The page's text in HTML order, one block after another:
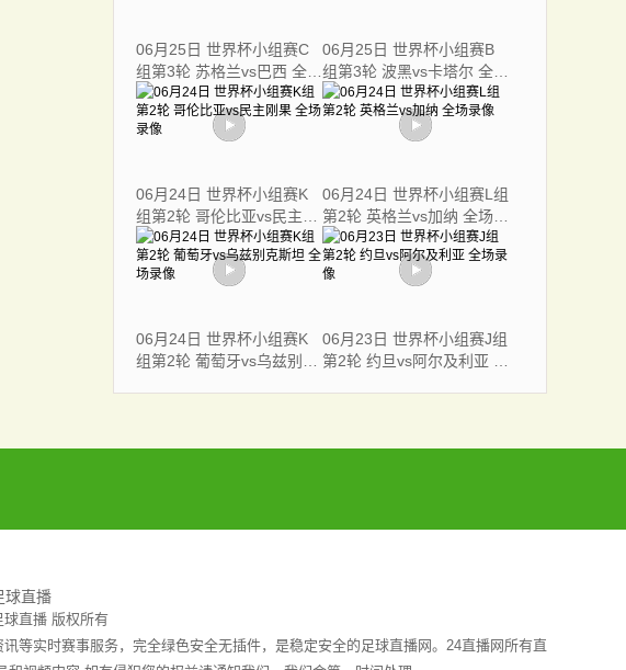
06月25日 世界杯小组赛C
组第3轮 苏格兰vs巴西 全场
录像
06月25日 世界杯小组赛B
组第3轮 波黑vs卡塔尔 全场
录像
06月24日 世界杯小组赛K
组第2轮 哥伦比亚vs民主刚
果 全场录像
06月24日 世界杯小组赛L组
第2轮 英格兰vs加纳 全场录
像
06月24日 世界杯小组赛K
组第2轮 葡萄牙vs乌兹别克
06月23日 世界杯小组赛J组
第2轮 约旦vs阿尔及利亚 全
球直播
球直播版权所有
等实时赛事服务，完全绿色安全无插件，是稳定安全的足球直播网。24直播网所有直